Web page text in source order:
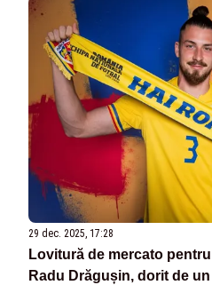
29 dec. 2025, 17:28
Lovitură de mercato
Radu Drăgușin, dorit de